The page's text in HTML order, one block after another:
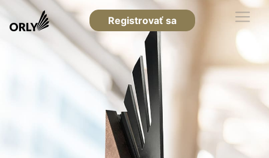
Registrovať sa